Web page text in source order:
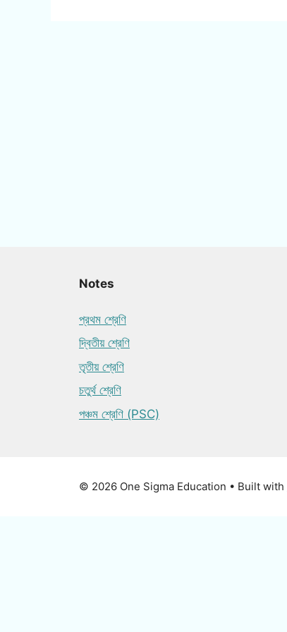
Notes
প্রথম শ্রেণি
দ্বিতীয় শ্রেণি
তৃতীয় শ্রেণি
চতুর্থ শ্রেণি
পঞ্চম শ্রেণি (PSC)
© 2026 One Sigma Education • Built with